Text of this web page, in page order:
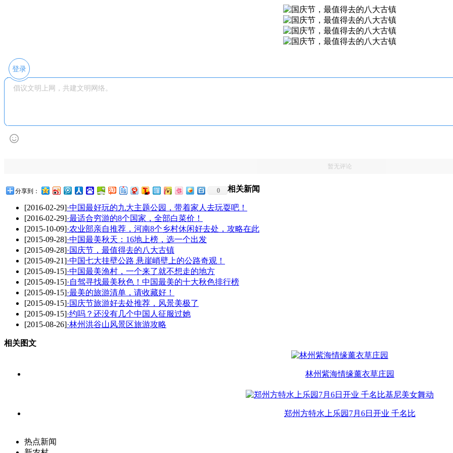
登录
暂无评论
分享到： 0 相关新闻
[2016-02-29]·中国最好玩的九大主题公园，带着家人去玩耍吧！
[2016-02-29]·最适合穷游的8个国家，全部白菜价！
[2015-10-09]·农业部亲自推荐，河南8个乡村休闲好去处，攻略在此
[2015-09-28]·中国最美秋天：16地上榜，选一个出发
[2015-09-28]·国庆节，最值得去的八大古镇
[2015-09-21]·中国七大挂壁公路 悬崖峭壁上的公路奇观！
[2015-09-15]·中国最美渔村，一个来了就不想走的地方
[2015-09-15]·自驾寻找最美秋色！中国最美的十大秋色排行榜
[2015-09-15]·最美的旅游清单，请收藏好！
[2015-09-15]·国庆节旅游好去处推荐，风景美极了
[2015-09-15]·约吗？还没有几个中国人征服过她
[2015-08-26]·林州洪谷山风景区旅游攻略
相关图文
林州紫海情缘薰衣草庄园
郑州方特水上乐园7月6日开业 千名比
热点新闻